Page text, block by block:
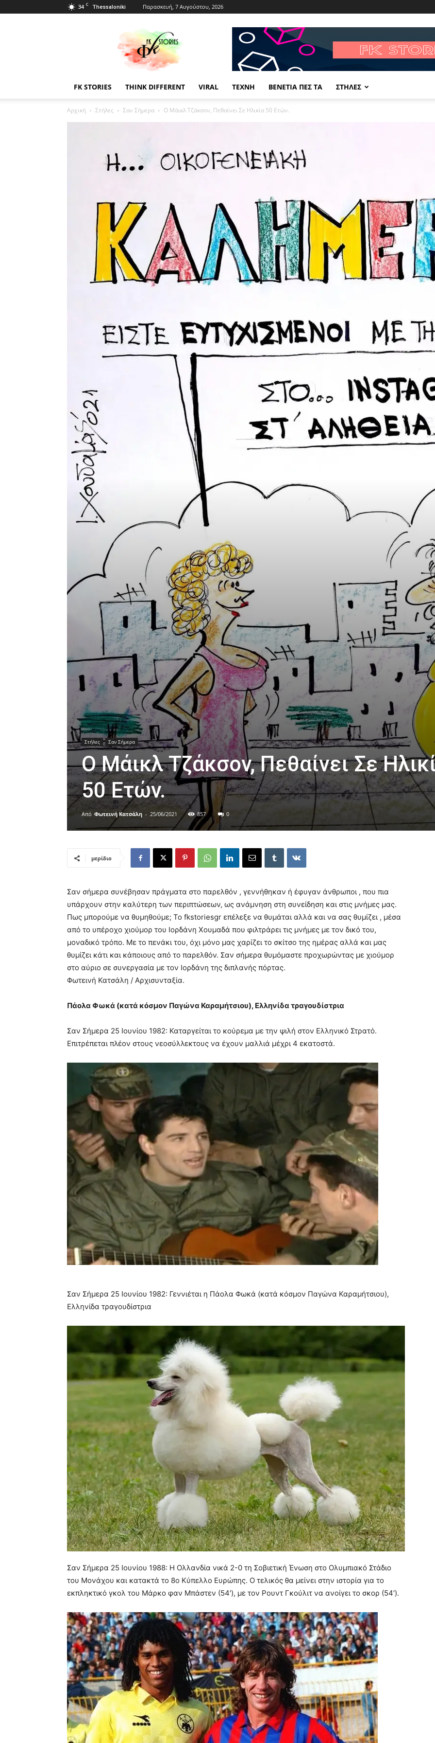
34 C Thessaloniki Παρασκευή, 7 Αυγούστου, 2026
Fkstories
FK STORIES THINK DIFFERENT VIRAL ΤΕΧΝΗ ΒΕΝΕΤΙΑ ΠΕΣ ΤΑ ΣΤΗΛΕΣ
Αρχική Στήλες Σαν Σήμερα Ο Μάικλ Τζάκσον, Πεθαίνει Σε Ηλικία 50 Ετών.
Στήλες Σαν Σήμερα
Ο Μάικλ Τζάκσον, Πεθαίνει Σε
50 Ετών.
Από Φωτεινή Κατσάλη - 25/06/2021 857 0
μερίδιο
Σαν σήμερα συνέβησαν πράγματα στο παρελθόν , γεννήθηκαν ή έφυγαν άνθρωποι , που πια
υπάρχουν στην καλύτερη των περιπτώσεων, ως ανάμνηση στη συνείδηση και στις μνήμες μας.
Πως μπορούμε να θυμηθούμε; Το fkstoriesgr επέλεξε να θυμάται αλλά και να σας θυμίζει , μέσα
από το υπέροχο χιούμορ του Ιορδάνη Χουμαδά που φιλτράρει τις μνήμες με τον δικό του,
μοναδικό τρόπο. Με το πενάκι του, όχι μόνο μας χαρίζει το σκίτσο της ημέρας αλλά και μας
θυμίζει κάτι και κάποιους από το παρελθόν. Σαν σήμερα θυμόμαστε προχωρώντας με χιούμορ
στο αύριο σε συνεργασία με τον Ιορδάνη της διπλανής πόρτας.
Φωτεινή Κατσάλη / Αρχισυνταξία.
Πάολα Φωκά (κατά κόσμον Παγώνα Καραμήτσιου), Ελληνίδα τραγουδίστρια
Σαν Σήμερα 25 Ιουνίου 1982: Καταργείται το κούρεμα με την ψιλή στον Ελληνικό Στρατό.
Επιτρέπεται πλέον στους νεοσύλλεκτους να έχουν μαλλιά μέχρι 4 εκατοστά.
Σαν Σήμερα 25 Ιουνίου 1982: Γεννιέται η Πάολα Φωκά (κατά κόσμον Παγώνα Καραμήτσιου),
Ελληνίδα τραγουδίστρια
Σαν Σήμερα 25 Ιουνίου 1988: Η Ολλανδία νικά 2-0 τη Σοβιετική Ένωση στο Ολυμπιακό Στάδιο
του Μονάχου και κατακτά το 8ο Κύπελλο Ευρώπης. Ο τελικός θα μείνει στην ιστορία για το
εκπληκτικό γκολ του Μάρκο φαν Μπάστεν (54′), με τον Ρουντ Γκούλιτ να ανοίγει το σκορ (54′).